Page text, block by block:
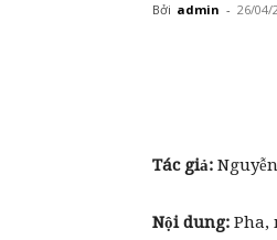
Bởi admin - 26/04/
Tác giả:
Nội dung: Pha,